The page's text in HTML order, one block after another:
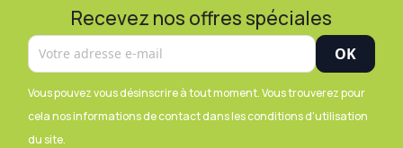
Recevez nos offres spéciales
Vous pouvez vous désinscrire à tout moment. Vous trouverez pour
cela nos informations de contact dans les conditions d'utilisation
du site.